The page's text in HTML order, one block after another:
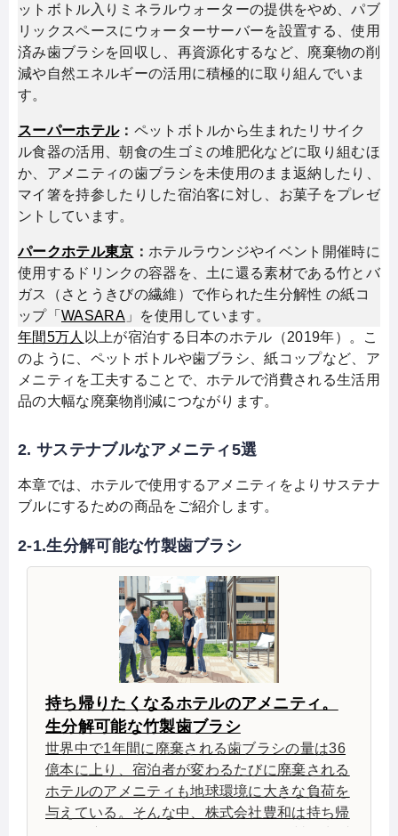
ットボトル入りミネラルウォーターの提供をやめ、パブ
リックスペースにウォーターサーバーを設置する、使用
済み歯ブラシを回収し、再資源化するなど、廃棄物の削
減や自然エネルギーの活用に積極的に取り組んでいま
す。
スーパーホテル： ペットボトルから生まれたリサイク
ル食器の活用、朝食の生ゴミの堆肥化などに取り組むほ
か、アメニティの歯ブラシを未使用のまま返納したり、
マイ箸を持参したりした宿泊客に対し、お菓子をプレゼ
ントしています。
パークホテル東京 ： ホテルラウンジやイベント開催時に
使用するドリンクの容器を、土に還る素材である竹とバ
ガス（さとうきびの繊維）で作られた生分解性 の紙コ
ップ「 WASARA」を使用しています。
年間5万人 以上が宿泊する日本のホテル（2019年）。こ
のように、ペットボトルや歯ブラシ、紙コップなど、ア
メニティを工夫することで、ホテルで消費される生活用
品の大幅な廃棄物削減につながります。
2. サステナブルなアメニティ5選
本章では、ホテルで使用するアメニティをよりサステナ
ブルにするための商品をご紹介します。
2-1.生分解可能な竹製歯ブラシ
持ち帰りたくなるホテルのアメニティ。
生分解可能な竹製歯ブラシ
世界中で1年間に廃棄される歯ブラシの量は36
億本に上り、宿泊者が変わるたびに廃棄される
ホテルのアメニティも地球環境に大きな負荷を
与えている。そんな中、株式会社豊和は持ち帰